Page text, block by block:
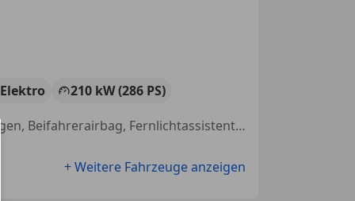
Elektro
210 kW (286 PS)
Totwinkel-Assistent, Abstandstempomat, Berganfahrassistent, Alufelgen, Beifahrerairbag, Fernlichtassistent, ABS, Standheizung
+ Weitere Fahrzeuge anzeigen